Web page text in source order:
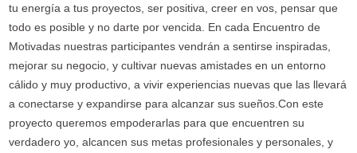
tu energía a tus proyectos, ser positiva, creer en vos, pensar que
todo es posible y no darte por vencida. En cada Encuentro de
Motivadas nuestras participantes vendrán a sentirse inspiradas,
mejorar su negocio, y cultivar nuevas amistades en un entorno
cálido y muy productivo, a vivir experiencias nuevas que las llevará
a conectarse y expandirse para alcanzar sus sueños.Con este
proyecto queremos empoderarlas para que encuentren su
verdadero yo, alcancen sus metas profesionales y personales, y